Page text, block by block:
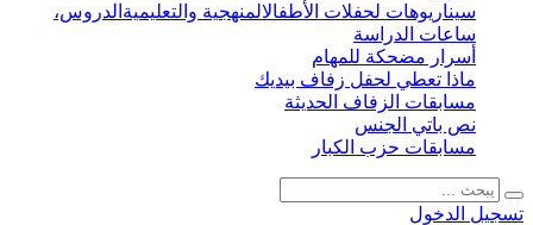
سيناريوهات لحفلات الأطفالالمنهجية والتعليمية الدروس،
ساعات الدراسة
أسرار مضحكة للمهام
ماذا تعطي لحفل زفاف بيديك
مسابقات الزفاف الحديثة
نص باتي الجنس
مسابقات حزب الكبار
تسجيل الدخول